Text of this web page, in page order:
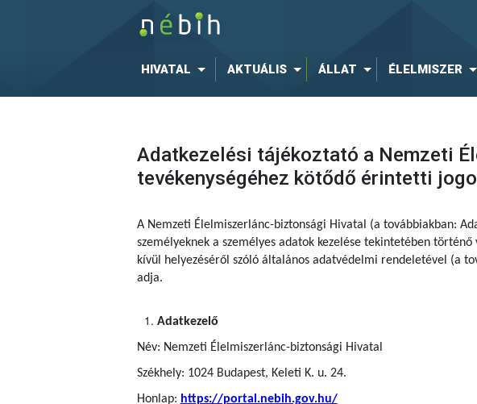
HIVATAL AKTUÁLIS ÁLLAT ÉLELMISZER
Adatkezelési tájékoztató a Nemzeti
tevékenységéhez kötődő érintetti
A Nemzeti Élelmiszerlánc-biztonsági Hivatal (a továbbiakban:
személyeknek a személyes adatok kezelése tekintetében
kívül helyezéséről szóló általános adatvédelmi rendeletével (a
adja.
Adatkezelő
Név: Nemzeti Élelmiszerlánc-biztonsági Hivatal
Székhely: 1024 Budapest, Keleti K. u. 24.
Honlap: https://portal.nebih.gov.hu/